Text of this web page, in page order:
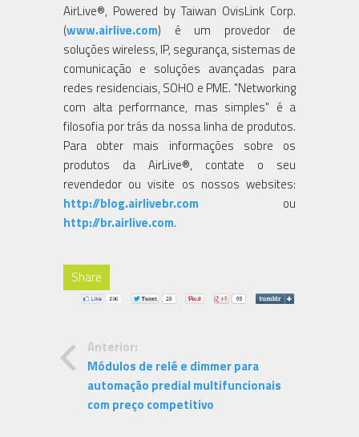
AirLive®, Powered by Taiwan OvisLink Corp.
(www.airlive.com) é um provedor de
soluções wireless, IP, segurança, sistemas de
comunicação e soluções avançadas para
redes residenciais, SOHO e PME. "Networking
com alta performance, mas simples" é a
filosofia por trás da nossa linha de produtos.
Para obter mais informações sobre os
produtos da AirLive®, contate o seu
revendedor ou visite os nossos websites:
http://blog.airlivebr.com ou
http://br.airlive.com.
Share
Anterior:
Módulos de relé e dimmer para
automação predial multifuncionais
com preço competitivo